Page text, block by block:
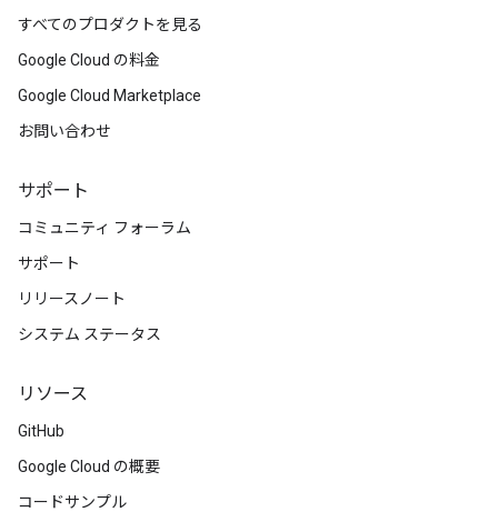
すべてのプロダクトを見る
Google Cloud の料金
Google Cloud Marketplace
お問い合わせ
サポート
コミュニティ フォーラム
サポート
リリースノート
システム ステータス
リソース
GitHub
Google Cloud の概要
コードサンプル